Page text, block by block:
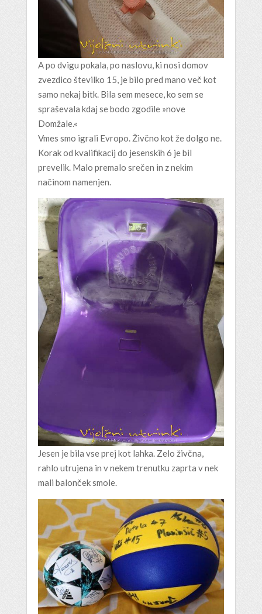
A po dvigu pokala, po naslovu, ki nosi domov
zvezdico številko 15, je bilo pred mano več kot
samo nekaj bitk. Bila sem mesece, ko sem se
spraševala kdaj se bodo zgodile »nove
Domžale.«
Vmes smo igrali Evropo. Živčno kot že dolgo ne.
Korak od kvalifikacij do jesenskih 6 je bil
prevelik. Malo premalo srečen in z nekim
načinom namenjen.
Jesen je bila vse prej kot lahka. Zelo živčna,
rahlo utrujena in v nekem trenutku zaprta v nek
mali balonček smole.